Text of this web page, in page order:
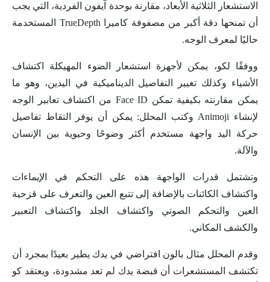
الاستشعار الثلاثية الأبعاد، مقارنة بوحدة آيفون الفردية، التي يجب
أن تمنحها دقة أكبر من مصفوفة كاميرا TrueDepth المستخدمة
حاليًا لمعرف الوجه.
ووفقًا لكو، يمكن لأجهزة استشعار الضوء المهيكلة اكتشاف
الأشياء وكذلك تغيير التفاصيل الديناميكية في اليدين، وهو ما
يمكن مقارنته بكيفية تمكن Face ID من اكتشاف تعابير الوجه
لإنشاء Animoji وكتب المحلل: يمكن أن يوفر التقاط تفاصيل
حركة اليد واجهة مستخدم أكثر وضوحًا وحيوية بين الإنسان
والآلة.
وتشتمل قدرات الواجهة هذه على التحكم في الإيماءات
واكتشاف الكائنات بالإضافة إلى تتبع العين والتعرف على قزحية
العين والتحكم الصوتي واكتشاف الجلد واكتشاف التعبير
والكشف المكاني.
وقدم المحلل مثال بالون افتراضي في يدك يطير بعيدًا بمجرد أن
تكتشف المستشعرات أن قبضة يدك لم تعد مشدودة، ويعتقد كو